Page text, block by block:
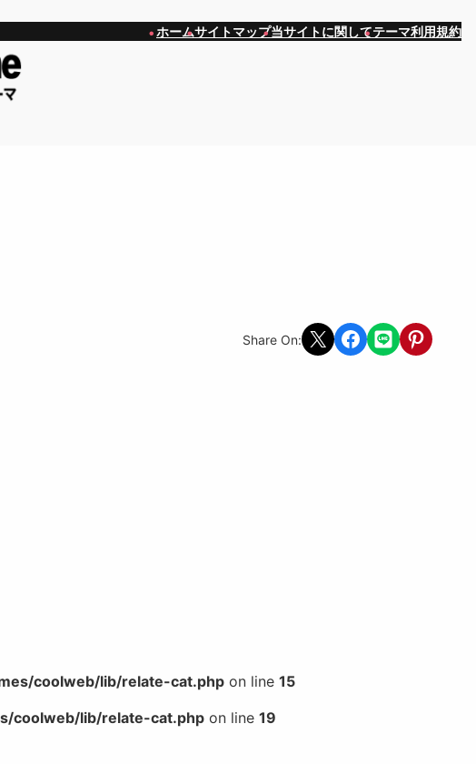
ホームサイトマップ当サイトに関してテーマ利用規約
Share On: Share on X Share on Facebook
Share on LINEShare on
coolweb/lib/relate-cat.php on line 15
coolweb/lib/relate-cat.php on line 19